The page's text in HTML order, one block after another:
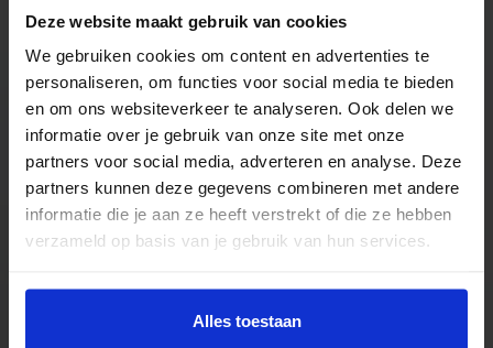
Deze website maakt gebruik van cookies
We gebruiken cookies om content en advertenties te
personaliseren, om functies voor social media te bieden
en om ons websiteverkeer te analyseren. Ook delen we
informatie over je gebruik van onze site met onze
partners voor social media, adverteren en analyse. Deze
partners kunnen deze gegevens combineren met andere
informatie die je aan ze heeft verstrekt of die ze hebben
verzameld op basis van je gebruik van hun services.
Alles toestaan
Duizenden lopende banden in voorraad
Voor pakjes & doosjes en voor stortgoed
Extreem veel lopende banden direct leverbaar
Maatwerk mogelijk, nieuw en gebruikt